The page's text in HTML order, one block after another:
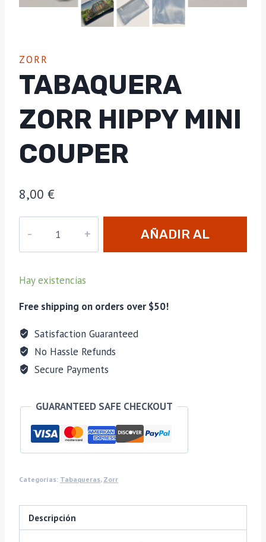
ZORR
TABAQUERA
ZORR HIPPY MINI
COUPER
8,00 €
Hippy
Couper
cantidad
AÑADIR AL
Hay existencias
Free shipping on orders over $50!
Satisfaction Guaranteed
No Hassle Refunds
Secure Payments
GUARANTEED SAFE CHECKOUT
Categorías: Tabaqueras, Zorr
Descripción